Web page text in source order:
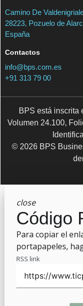
Camino De
28223, Pozuelo de
España
Contactos
info@bps.com.es
+91 313 79 00
BPS está inscrita
Volumen 24.100,
© 2026 BPS
close
Código
Para copiar el
portapapeles,
RSS link